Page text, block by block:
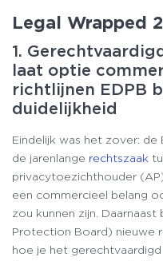
Legal Wrapped
1.
laat optie
richtlijnen EDPB
duidelijkheid
Eindelijk was het zover: de
de jarenlange rechtszaak
privacytoezichthouder
een commercieel belang
zou kunnen zijn.
Protection Board) nieuwe
hoe je het